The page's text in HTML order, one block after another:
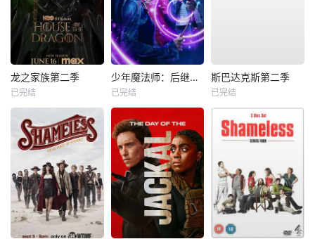
龙之家族第二季
已完结
少年魔法师：后继者第三季
已完结
斯巴达克斯第二季
已完结